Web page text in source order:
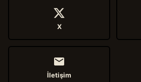
X
İletişim